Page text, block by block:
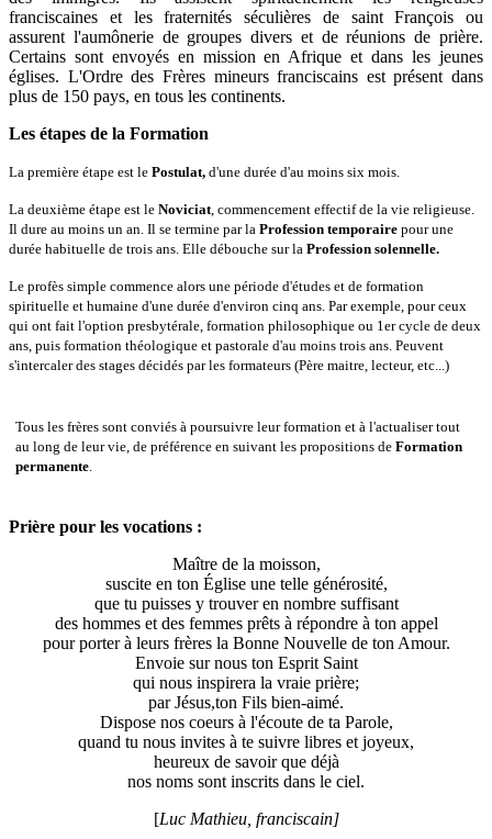
franciscaines et les fraternités séculières de saint François ou
assurent l'aumônerie de groupes divers et de réunions de prière.
Certains sont envoyés en mission en Afrique et dans les jeunes
églises. L'Ordre des Frères mineurs franciscains est présent dans
plus de 150 pays, en tous les continents.
Les étapes de la Formation
La première étape est le Postulat, d'une durée d'au moins six mois.
La deuxième étape est le Noviciat , commencement effectif de la vie religieuse.
Il dure au moins un an. Il se termine par la Profession temporaire pour une
durée habituelle de trois ans. Elle débouche sur la Profession solennelle.
Le profès simple commence alors une période d'études et de formation
spirituelle et humaine d'une durée d'environ cinq ans. Par exemple, pour ceux
qui ont fait l'option presbytérale, formation philosophique ou 1er cycle de deux
ans, puis formation théologique et pastorale d'au moins trois ans. Peuvent
s'intercaler des stages décidés par les formateurs (Père maitre, lecteur, etc...)
Tous les frères sont conviés à poursuivre leur formation et à l'actualiser tout
au long de leur vie, de préférence en suivant les propositions de Formation
permanente
Prière pour les vocations :
Maître de la moisson,
suscite en ton Église une telle générosité,
que tu puisses y trouver en nombre suffisant
des hommes et des femmes prêts à répondre à ton appel
pour porter à leurs frères la Bonne Nouvelle de ton Amour.
Envoie sur nous ton Esprit Saint
qui nous inspirera la vraie prière;
par Jésus,ton Fils bien-aimé.
Dispose nos coeurs à l'écoute de ta Parole,
quand tu nous invites à te suivre libres et joyeux,
heureux de savoir que déjà
nos noms sont inscrits dans le ciel.
[Luc Mathieu, franciscain]